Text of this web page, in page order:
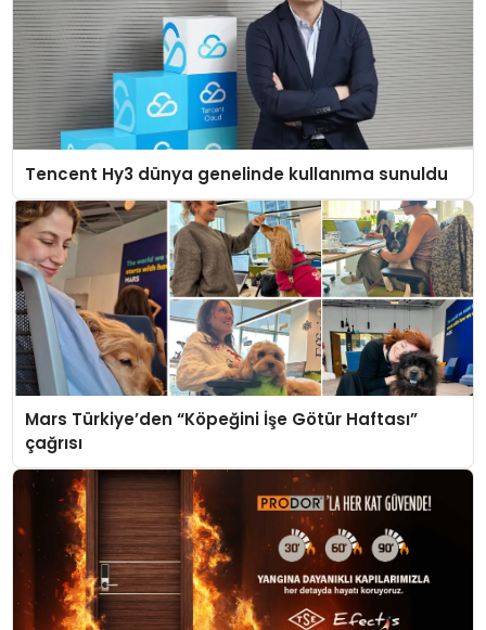
Tencent Hy3 dünya genelinde kullanıma sunuldu
Mars Türkiye’den “Köpeğini İşe Götür Haftası”
çağrısı